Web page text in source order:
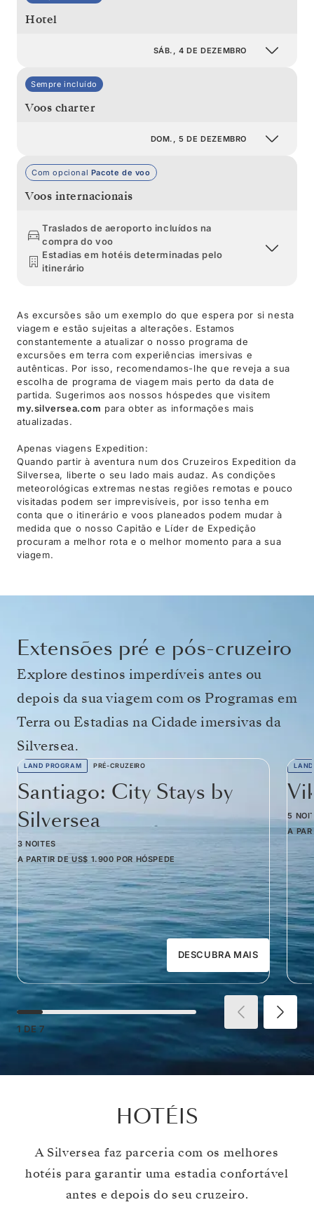
Hotel
SÁB., 4 DE DEZEMBRO
Sempre incluído
Voos charter
DOM., 5 DE DEZEMBRO
Com opcional Pacote de voo
Voos internacionais
Traslados de aeroporto incluídos na
compra do voo
Estadias em hotéis determinadas pelo
itinerário
As excursões são um exemplo do que espera por si nesta
viagem e estão sujeitas a alterações. Estamos
constantemente a atualizar o nosso programa de
excursões em terra com experiências imersivas e
autênticas. Por isso, recomendamos-lhe que reveja a sua
escolha de programa de viagem mais perto da data de
partida. Sugerimos aos nossos hóspedes que visitem
my.silversea.com para obter as informações mais
atualizadas.
Apenas viagens Expedition:
Quando partir à aventura num dos Cruzeiros Expedition da
Silversea, liberte o seu lado mais audaz. As condições
meteorológicas extremas nestas regiões remotas e pouco
visitadas podem ser imprevisíveis, por isso tenha em
conta que o itinerário e voos planeados podem mudar à
medida que o nosso Capitão e Líder de Expedição
procuram a melhor rota e o melhor momento para a sua
viagem.
Extensões pré e pós-cruzeiro
Explore destinos imperdíveis antes ou
depois da sua viagem com os Programas em
Terra ou Estadias na Cidade imersivas da
Silversea.
LAND PROGRAM PRÉ-CRUZEIRO
Santiago: City Stays by
Silversea
3 NOITES
A PARTIR DE US$ 1.900 POR HÓSPEDE
DESCUBRA MAIS
5
A
1 DE 7
HOTÉIS
A Silversea faz parceria com os melhores
hotéis para garantir uma estadia confortável
antes e depois do seu cruzeiro.